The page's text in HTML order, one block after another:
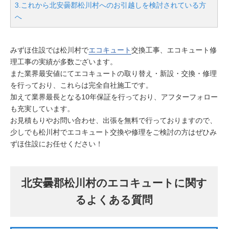
3.これから北安曇郡松川村へのお引越しを検討されている方
へ
みずほ住設では松川村でエコキュート交換工事、エコキュート修
理工事の実績が多数ございます。
また業界最安値にてエコキュートの取り替え・新設・交換・修理
を行っており、これらは完全自社施工です。
加えて業界最長となる10年保証を行っており、アフターフォロー
も充実しています。
お見積もりやお問い合わせ、出張を無料で行っておりますので、
少しでも松川村でエコキュート交換や修理をご検討の方はぜひみ
ずほ住設にお任せください！
北安曇郡松川村のエコキュートに関す
るよくある質問